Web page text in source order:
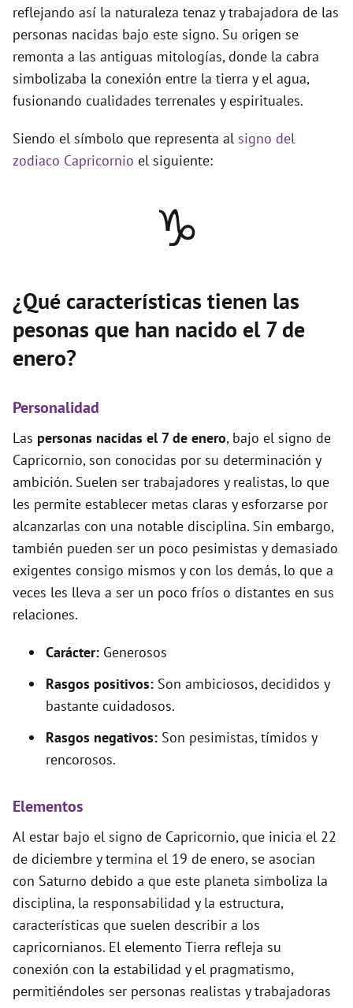
reflejando así la naturaleza tenaz y trabajadora de las
personas nacidas bajo este signo. Su origen se
remonta a las antiguas mitologías, donde la cabra
simbolizaba la conexión entre la tierra y el agua,
fusionando cualidades terrenales y espirituales.
Siendo el símbolo que representa al signo del
zodiaco Capricornio el siguiente:
♑
¿Qué características tienen las
pesonas que han nacido el 7 de
enero?
Personalidad
Las personas nacidas el 7 de enero, bajo el signo de
Capricornio, son conocidas por su determinación y
ambición. Suelen ser trabajadores y realistas, lo que
les permite establecer metas claras y esforzarse por
alcanzarlas con una notable disciplina. Sin embargo,
también pueden ser un poco pesimistas y demasiado
exigentes consigo mismos y con los demás, lo que a
veces les lleva a ser un poco fríos o distantes en sus
relaciones.
Carácter: Generosos
Rasgos positivos: Son ambiciosos, decididos y
bastante cuidadosos.
Rasgos negativos: Son pesimistas, tímidos y
rencorosos.
Elementos
Al estar bajo el signo de Capricornio, que inicia el 22
de diciembre y termina el 19 de enero, se asocian
con Saturno debido a que este planeta simboliza la
disciplina, la responsabilidad y la estructura,
características que suelen describir a los
capricornianos. El elemento Tierra refleja su
conexión con la estabilidad y el pragmatismo,
permitiéndoles ser personas realistas y trabajadoras